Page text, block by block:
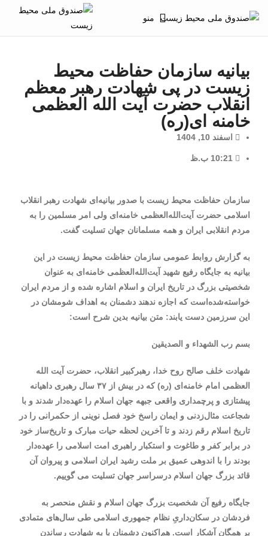
منو
بیانیه سازمان حفاظت محیط
زیست در پی شهادت رهبر معظم
انقلاب حضرت آیت الله العظمی
خامنه ای(ره)
اسفند 10, 1404
10:21 ب.ظ
سازمان حفاظت محیط زیست با صدور بیانیه‌ای شهادت رهبر انقلاب
اسلامی حضرت آیت‌الله‌العظمی خامنه‌ای ولی امر مسلمین را به
مردم انقلابی ایران و همه مسلمانان جهان تسلیت گفت.
به گزارش روابط عمومی سازمان حفاظت محیط زیست در این
بیانیه به جایگاه رفیع شهید آیت‌الله‌العظمی خامنه‌ای به عنوان
شخصیتی بزرگ در تاریخ ایران و اسلام اشاره شده و از مردم ایران
خواسته‌شده‌است که اجازه ندهند دشمنان به اهداف شومشان در
این سرزمین دست یابند: متن بیانیه بدین شرح است:
بسم رب الشهداء و الصدیقین
شهادت خلف صالح روح خدا، رهبرکبیر انقلاب، حضرت آیت الله
العظمی امام خامنه‌ای (ره) که در بیش از ۳۷ سال رهبری داهیانه
پیشتازی و پرچمداری واقعی جبهه جهان اسلام را عهده‌دار شدند و با
شجاعت مثال‌زدنی و ایمان راسخ خود فصل نوینی از حکمرانی را در
تاریخ اسلام رقم زدند و تا آخرین لحظه حیات مبارک و تاریخ‌ساز خود
در برابر کفر و طاغوت و استکبار راهبری امت اسلامی را عهده‌دار
بودند را با اندوهی عمیق بر ملت رشید ایران اسلامی و پیروان آن
قائد بزرگ جهان اسلام درسراسر جهان تسلیت می گوییم.
جایگاه رفیع آن شخصیت بزرگ جهان اسلام و نقش منحصر به
فردشان در سکان‌داریِ نظام جمهوری اسلامی طی سال‌های متمادی
بر همگان آشکار است. هم‌اکنون دشمنان با به شهادت رساندن